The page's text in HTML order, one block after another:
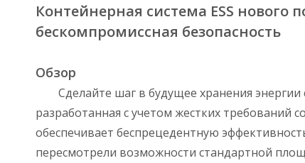
Контейнерная система ESS
бескомпромиссная безопасность
Обзор
Сделайте шаг в будущее хранения
разработанная с учетом жестких требований
обеспечивает беспрецедентную
пересмотрели возможности стандартной